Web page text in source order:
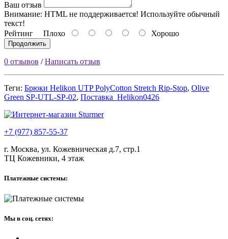
Ваш отзыв
Внимание: HTML не поддерживается! Используйте обычный
текст!
Рейтинг Плохо Хорошо
Продолжить
0 отзывов /Написать отзыв
Теги: Брюки Helikon UTP PolyCotton Stretch Rip-Stop, Olive
Green SP-UTL-SP-02, Поставка_Helikon0426
+7 (977) 857-55-37
г. Москва, ул. Кожевническая д.7, стр.1
ТЦ Кожевники, 4 этаж
Платежные системы:
Мы в соц. сетях: